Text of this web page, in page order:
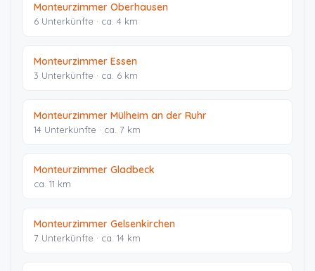
Monteurzimmer Oberhausen
6 Unterkünfte · ca. 4 km
Monteurzimmer Essen
3 Unterkünfte · ca. 6 km
Monteurzimmer Mülheim an der Ruhr
14 Unterkünfte · ca. 7 km
Monteurzimmer Gladbeck
ca. 11 km
Monteurzimmer Gelsenkirchen
7 Unterkünfte · ca. 14 km